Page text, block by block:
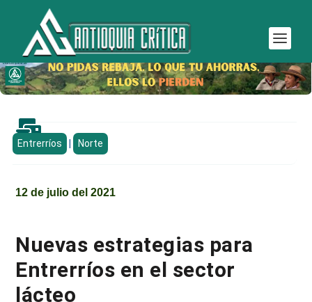

Entrerríos Norte
12 de julio del 2021
Nuevas estrategias para
Entrerríos en el sector
lácteo